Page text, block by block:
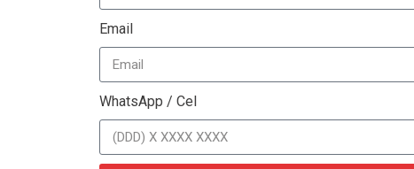
Email
WhatsApp / Cel